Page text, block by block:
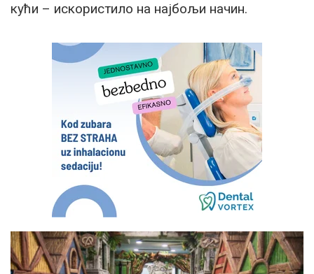
кући – искористило на најбољи начин.